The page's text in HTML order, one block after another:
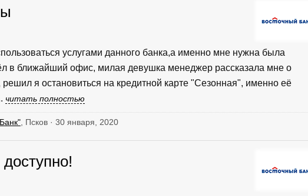
услугами данного банка,а именно мне нужна была
в ближайший офис, милая девушка менеджер рассказала мне о
решил я остановиться на кредитной карте "Сезонная", именно её
читать полностью
, Псков · 30 января, 2020